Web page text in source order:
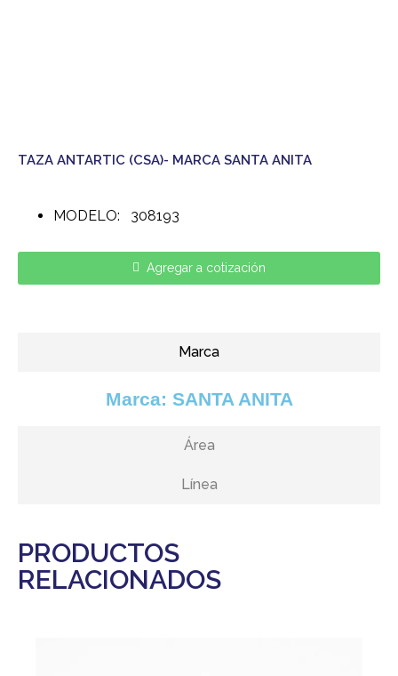
TAZA ANTARTIC (CSA)- MARCA SANTA ANITA
MODELO: 308193
Agregar a cotización
Marca
Marca: SANTA ANITA
Área
Línea
PRODUCTOS
RELACIONADOS